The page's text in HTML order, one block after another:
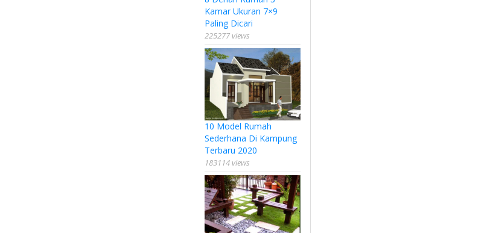
Kamar Ukuran 7×9
Paling Dicari
225277 views
10 Model Rumah
Sederhana Di Kampung
Terbaru 2020
183114 views